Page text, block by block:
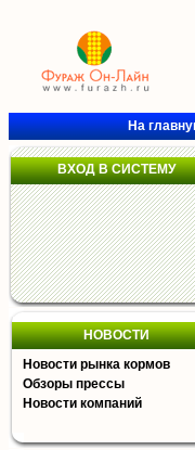
На
ВХОД В СИСТЕМУ
НОВОСТИ
Новости рынка кормов
Обзоры прессы
Новости компаний